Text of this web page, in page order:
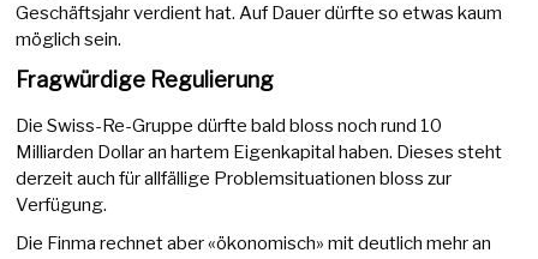
Geschäftsjahr verdient hat. Auf Dauer dürfte so etwas kaum
möglich sein.
Fragwürdige Regulierung
Die Swiss-Re-Gruppe dürfte bald bloss noch rund 10
Milliarden Dollar an hartem Eigenkapital haben. Dieses steht
derzeit auch für allfällige Problemsituationen bloss zur
Verfügung.
Die Finma rechnet aber «ökonomisch» mit deutlich mehr an